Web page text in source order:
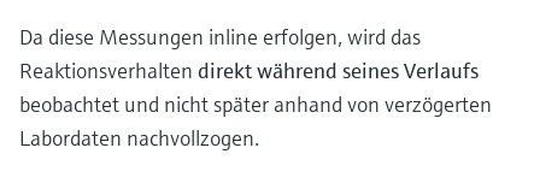
Da diese Messungen inline erfolgen, wird das
Reaktionsverhalten direkt während seines Verlaufs
beobachtet und nicht später anhand von verzögerten
Labordaten nachvollzogen.